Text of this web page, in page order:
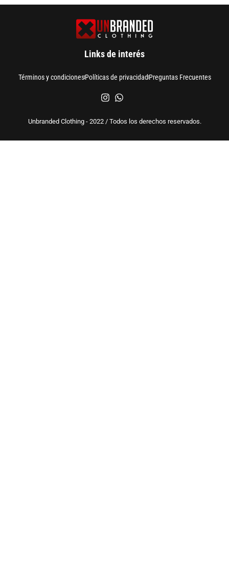
Links de interés
Términos y condicionesPolíticas de privacidadPreguntas Frecuentes
Unbranded Clothing - 2022 / Todos los derechos reservados.